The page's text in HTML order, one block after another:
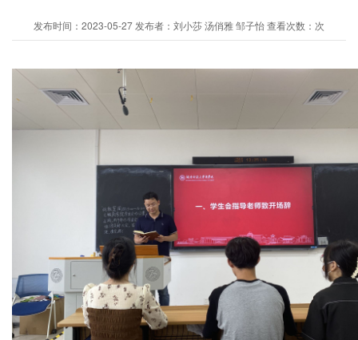
发布时间：2023-05-27 发布者：刘小莎 汤俏雅 邹子怡 查看次数：次